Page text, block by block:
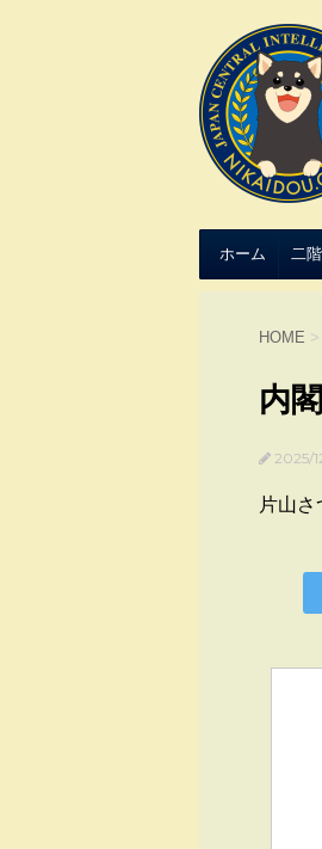
ホーム 二
HOME >
内
2025/
片山